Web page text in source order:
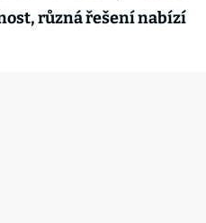
různá řešení nabízí